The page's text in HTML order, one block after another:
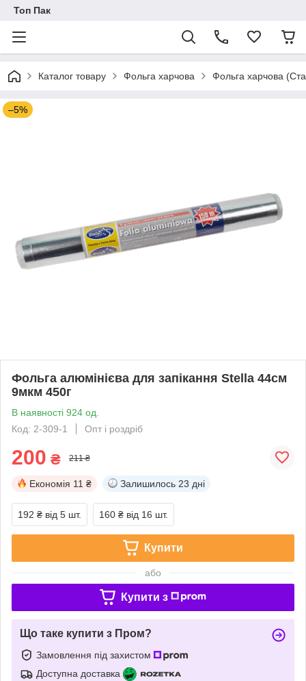
Топ Пак
Каталог товару Фольга харчова Фольга харчова
–5%
Фольга алюмінієва для запікання Stella 44см
9мкм 450г
В наявності 924 од.
Код: 2-309-1
Опт і роздріб
200 ₴ 211 ₴
Економія 11 ₴ Залишилось 23 дні
192 ₴ від 5 шт. 160 ₴ від 16 шт.
Купити
або
Купити з
Що таке купити з Пром?
Замовлення під захистом
Доступна доставка